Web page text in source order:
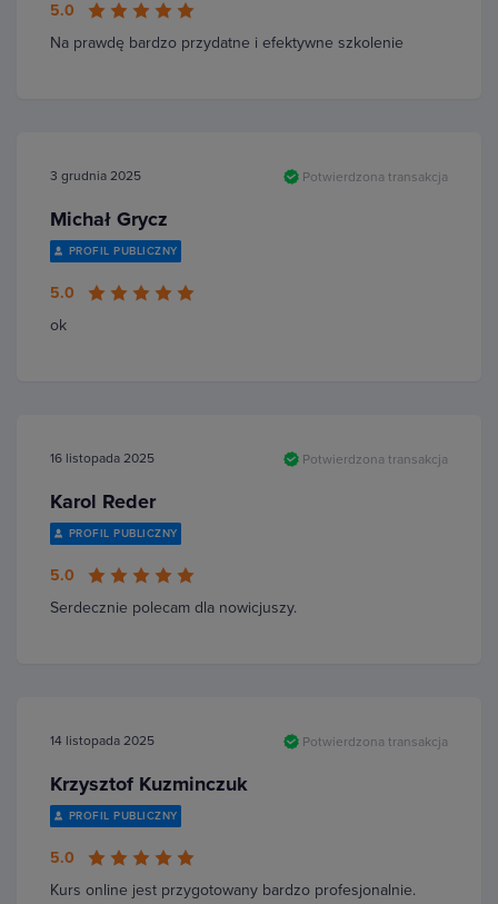
5.0
Na prawdę bardzo przydatne i efektywne szkolenie
3 grudnia 2025 Potwierdzona transakcja
Michał Grycz
PROFIL PUBLICZNY
5.0
ok
16 listopada 2025 Potwierdzona transakcja
Karol Reder
PROFIL PUBLICZNY
5.0
Serdecznie polecam dla nowicjuszy.
14 listopada 2025 Potwierdzona transakcja
Krzysztof Kuzminczuk
PROFIL PUBLICZNY
5.0
Kurs online jest przygotowany bardzo profesjonalnie.